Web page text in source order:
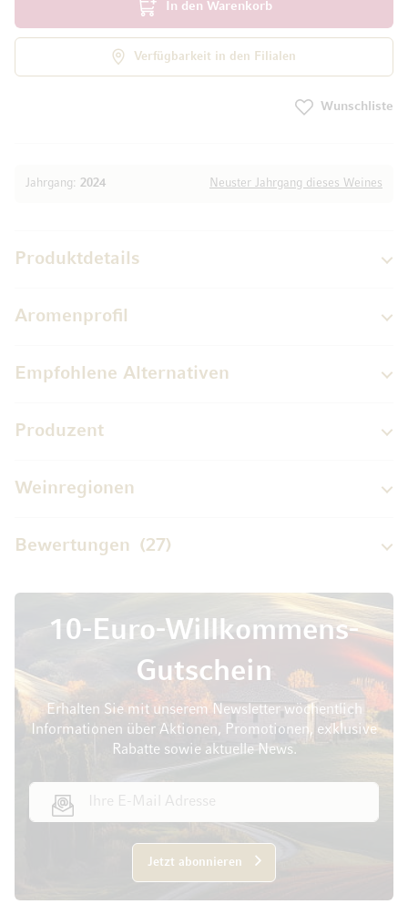
Jahrgang: 2024 Neuster Jahrgang dieses Weines
In den Warenkorb
Verfügbarkeit in den Filialen
Wunschliste
Produktdetails
Aromenprofil
Empfohlene Alternativen
Produzent
Weinregionen
Bewertungen 27
10-Euro-Willkommens-
Gutschein
Erhalten Sie mit unserem Newsletter wöchentlich
Informationen über Aktionen, Promotionen, exklusive
Rabatte sowie aktuelle News.
Jetzt abonnieren